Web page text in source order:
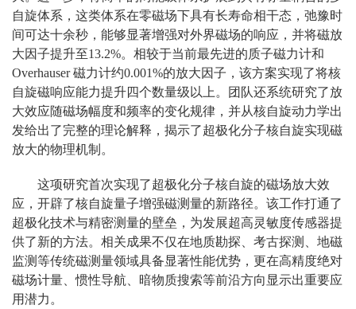
自旋体系，这类体系在零磁场下具有长寿命相干态，弛豫时
间可达十余秒，能够显著增强对外界磁场的响应，并将磁放
大因子提升至13.2%。相较于当前最先进的质子磁力计和
Overhauser 磁力计约0.001%的放大因子，该方案实现了将核
自旋磁响应能力提升四个数量级以上。团队还系统研究了放
大效应随磁场幅度和频率的变化规律，并从核自旋动力学出
发给出了完整的理论解释，揭示了超极化分子核自旋实现磁
放大的物理机制。
这项研究首次实现了超极化分子核自旋的磁场放大效
应，开辟了核自旋量子增强磁测量的新路径。该工作打通了
超极化技术与精密测量的壁垒，为发展超高灵敏度传感器提
供了新的方法。相关成果不仅在地质勘探、考古探测、地磁
监测等传统磁测量领域具备显著性能优势，更在高精度绝对
磁场计量、惯性导航、暗物质搜索等前沿方向显示出重要应
用潜力。